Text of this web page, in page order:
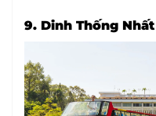
9. Dinh Thống Nhất